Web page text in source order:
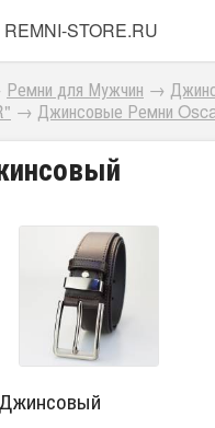
REMNI-STORE.RU
Ремни для Мужчин →
→ Джинсовые Ремни